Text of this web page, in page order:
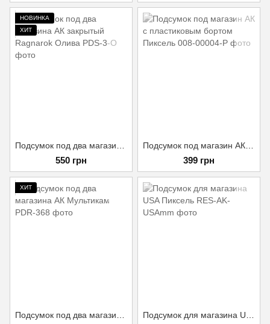
НОВИНКА
ХИТ
550 грн 399 грн
ХИТ